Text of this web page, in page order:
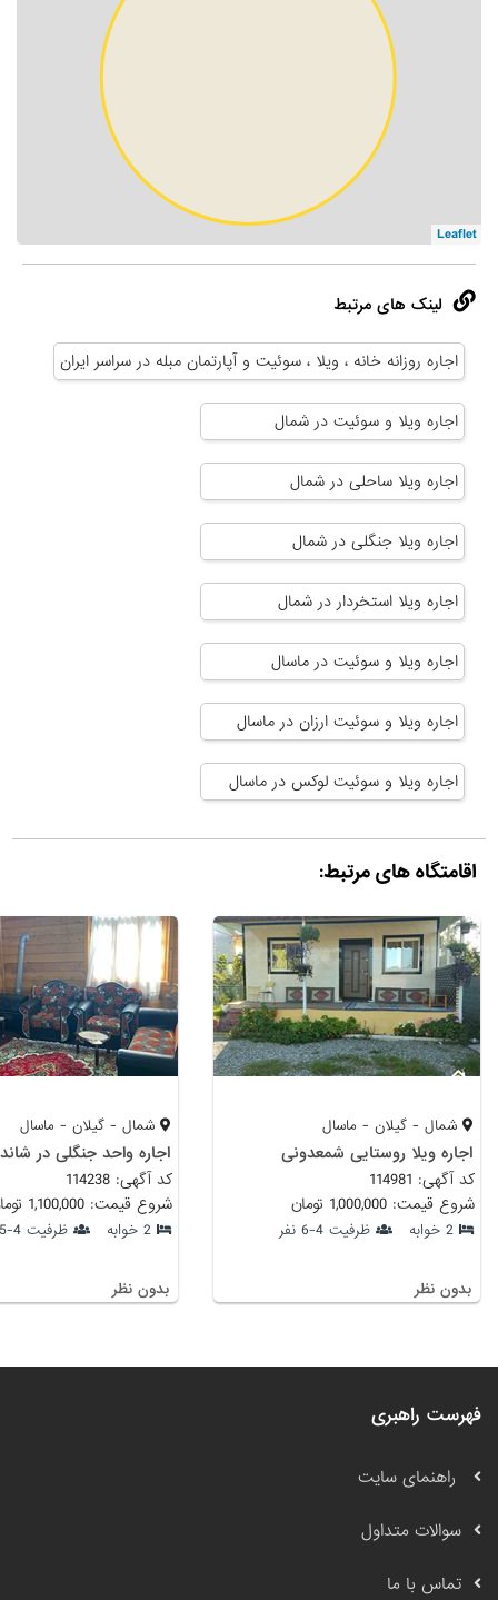
Leaflet
لینک های مرتبط
اجاره روزانه خانه ، ویلا ، سوئیت و آپارتمان مبله در سراسر ایران
اجاره ویلا و سوئیت در شمال
اجاره ویلا ساحلی در شمال
اجاره ویلا جنگلی در شمال
اجاره ویلا استخردار در شمال
اجاره ویلا و سوئیت در ماسال
اجاره ویلا و سوئیت ارزان در ماسال
اجاره ویلا و سوئیت لوکس در ماسال
اقامتگاه های مرتبط:
شمال - گیلان - ماسال
اجاره ویلا روستایی شمعدونی
کد آگهی: 114981
شروع قیمت: 1,000,000 تومان
2 خوابه ظرفیت 4-6 نفر
بدون نظر
شمال - گیلان - ماسال
اجاره واحد جنگلی در
کد آگهی: 114238
شروع قیمت: 1,100,000 تومان
2 خوابه ظرفیت 4-5 نفر
بدون نظر
فهرست راهبری
راهنمای سایت
سوالات متداول
تماس با ما